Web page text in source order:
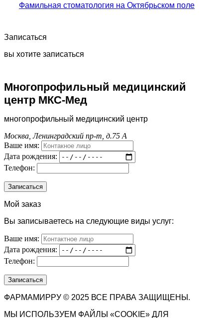
Фамильная стоматология на Октябрьском поле
Записаться
вы хотите записаться
Многопрофильный медицинский
центр МКС-Мед
многопрофильный медицинский центр
Москва, Ленинградский пр-т, д.75 А
Ваше имя:
Дата рождения:
Телефон:
Мой заказ
Вы записываетесь на следующие виды услуг:
Ваше имя:
Дата рождения:
Телефон:
ФАРМАМИРРУ © 2025 ВСЕ ПРАВА ЗАЩИЩЕНЫ.
МЫ ИСПОЛЬЗУЕМ ФАЙЛЫ «COOKIE» ДЛЯ